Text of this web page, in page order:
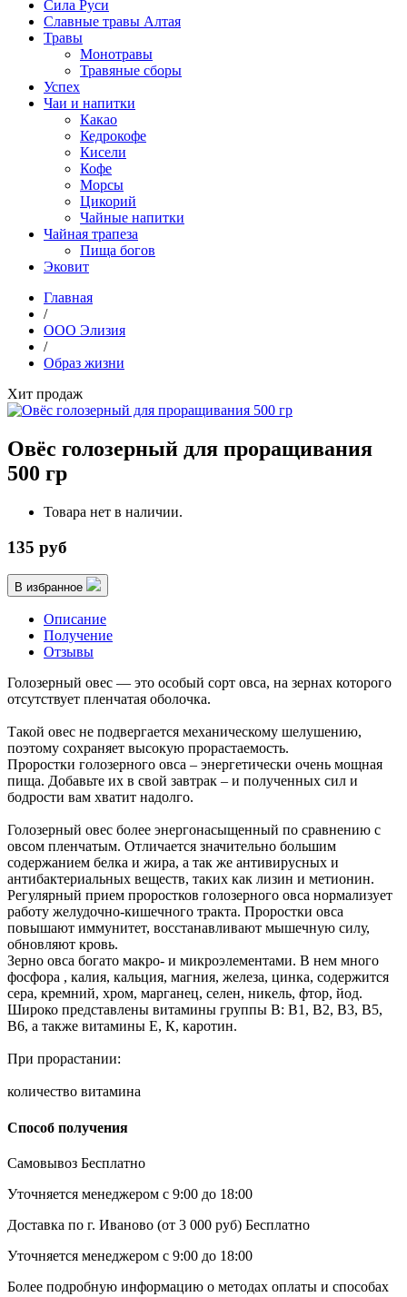
Сила Руси
Славные травы Алтая
Травы
Монотравы
Травяные сборы
Успех
Чаи и напитки
Какао
Кедрокофе
Кисели
Кофе
Морсы
Цикорий
Чайные напитки
Чайная трапеза
Пища богов
Эковит
Главная
/
ООО Элизия
/
Образ жизни
Хит продаж
Овёс голозерный для проращивания
500 гр
Товара нет в наличии.
135 руб
В избранное
Описание
Получение
Отзывы
Голозерный овес — это особый сорт овса, на зернах которого
отсутствует пленчатая оболочка.
Такой овес не подвергается механическому шелушению,
поэтому сохраняет высокую прорастаемость.
Проростки голозерного овса – энергетически очень мощная
пища. Добавьте их в свой завтрак – и полученных сил и
бодрости вам хватит надолго.
Голозерный овес более энергонасыщенный по сравнению с
овсом пленчатым. Отличается значительно большим
содержанием белка и жира, а так же антивирусных и
антибактериальных веществ, таких как лизин и метионин.
Регулярный прием проростков голозерного овса нормализует
работу желудочно-кишечного тракта. Проростки овса
повышают иммунитет, восстанавливают мышечную силу,
обновляют кровь.
Зерно овса богато макро- и микроэлементами. В нем много
фосфора , калия, кальция, магния, железа, цинка, содержится
сера, кремний, хром, марганец, селен, никель, фтор, йод.
Широко представлены витамины группы В: В1, В2, В3, В5,
В6, а также витамины Е, К, каротин.
При прорастании:
количество витамина
Способ получения
Самовывоз Бесплатно
Уточняется менеджером с 9:00 до 18:00
Доставка по г. Иваново (от 3 000 руб) Бесплатно
Уточняется менеджером с 9:00 до 18:00
Более подробную информацию о методах оплаты и способах